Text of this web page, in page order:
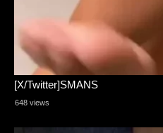
[X/Twitter]SMANS
648 views